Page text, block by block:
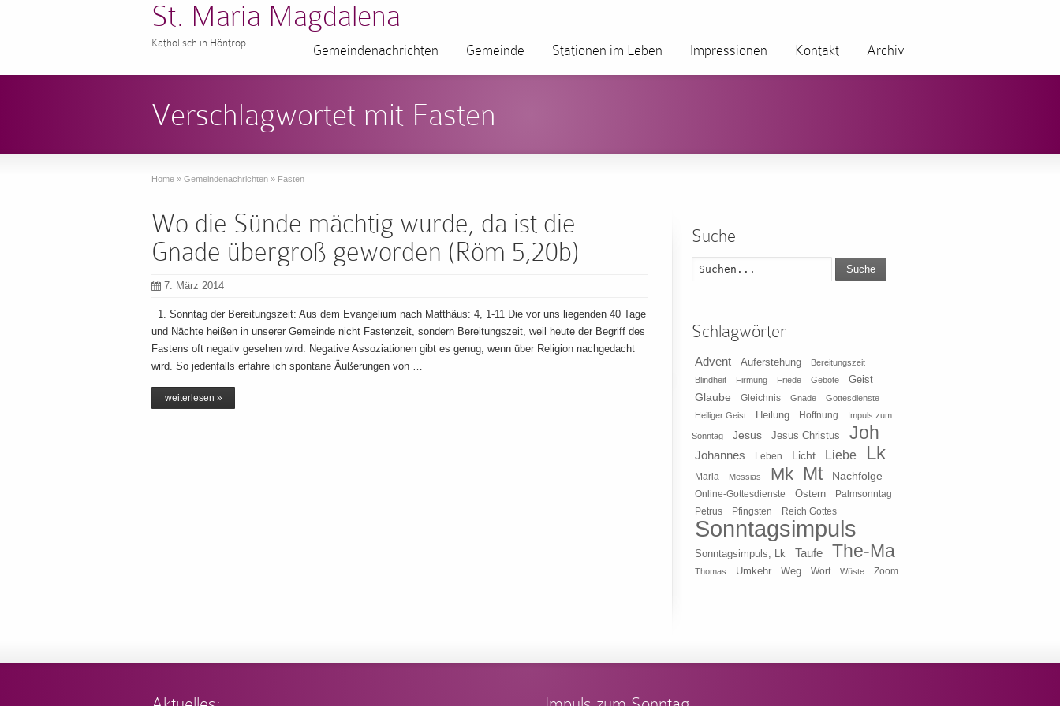
St. Maria Magdalena
Katholisch in Höntrop Gemeindenachrichten Gemeinde Stationen im Leben Impressionen Kontakt Archiv
Verschlagwortet mit Fasten
Home » Gemeindenachrichten » Fasten
Wo die Sünde mächtig wurde, da ist die
Gnade übergroß geworden (Röm 5,20b)
7. März 2014
1. Sonntag der Bereitungszeit: Aus dem Evangelium nach Matthäus: 4, 1-11 Die vor uns liegenden 40 Tage
und Nächte heißen in unserer Gemeinde nicht Fastenzeit, sondern Bereitungszeit, weil heute der Begriff des
Fastens oft negativ gesehen wird. Negative Assoziationen gibt es genug, wenn über Religion nachgedacht
wird. So jedenfalls erfahre ich spontane Äußerungen von …
weiterlesen »
Suche
Suche
Schlagwörter
Advent Auferstehung
Bereitungszeit
Blindheit
Firmung Friede Gebote Geist
Glaube Gleichnis Gnade
Gottesdienste
Heiliger Geist
Heilung Hoffnung Impuls zum
Sonntag Jesus Jesus Christus Joh
Johannes Leben Licht Liebe Lk
Maria Messias Mk Mt Nachfolge
Online-Gottesdienste Ostern
Palmsonntag
Petrus
Pfingsten Reich Gottes
Sonntagsimpuls
Sonntagsimpuls; Lk Taufe The-Ma
Thomas Umkehr Weg Wort Wüste Zoom